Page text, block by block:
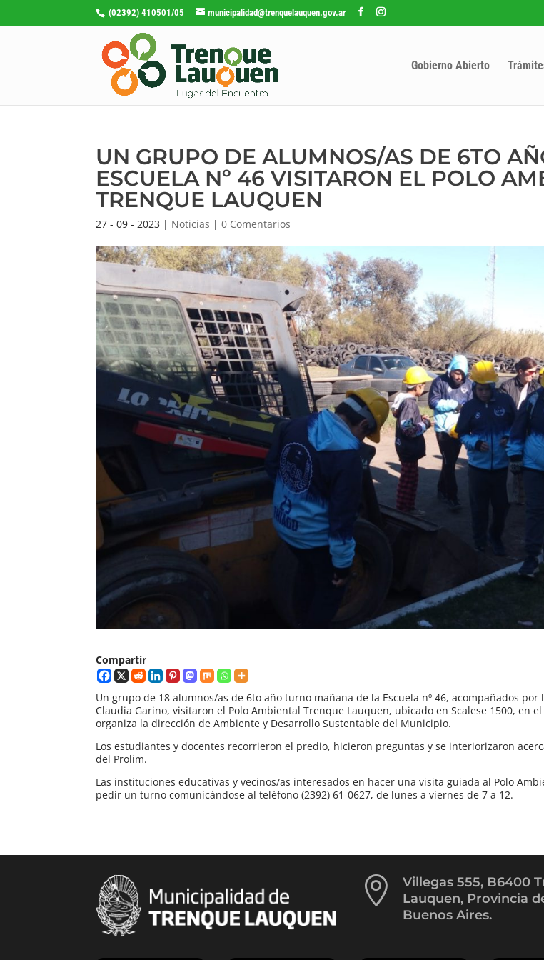
(02392) 410501/05 municipalidad@trenquelauquen.gov.ar
Gobierno Abierto
UN GRUPO DE ALUMNOS/AS DE 6TO
ESCUELA Nº 46 VISITARON EL POLO
TRENQUE LAUQUEN
27 - 09 - 2023 | Noticias |0 Comentarios
Compartir
Un grupo de 18 alumnos/as de 6to año turno mañana de la Escuela nº 46, acompañados por
Claudia Garino, visitaron el Polo Ambiental Trenque Lauquen, ubicado en Scalese 1500, en
organiza la dirección de Ambiente y Desarrollo Sustentable del Municipio.
Los estudiantes y docentes recorrieron el predio, hicieron preguntas y se interiorizaron
del Prolim.
Las instituciones educativas y vecinos/as interesados en hacer una visita guiada al Polo
pedir un turno comunicándose al teléfono (2392) 61-0627, de lunes a viernes de 7 a 12.

Villegas 555, B6400
Lauquen, Provincia
Buenos Aires.